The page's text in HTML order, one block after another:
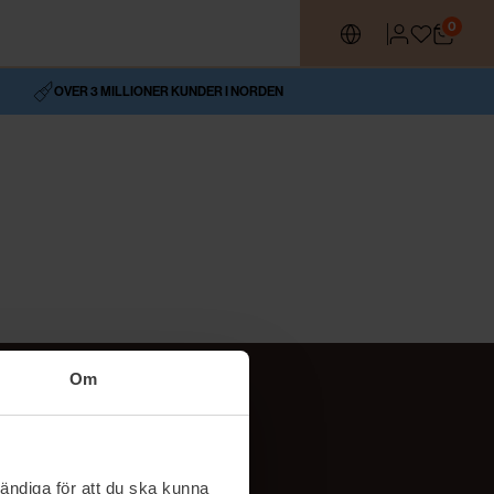
Om
för att du ska kunna
0
OVER 3 MILLIONER KUNDER I NORDEN
Social